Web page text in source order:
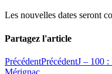
Les nouvelles dates seront
Partagez l'article
PrécédentPrécédentJ – 100 :
Mérignac